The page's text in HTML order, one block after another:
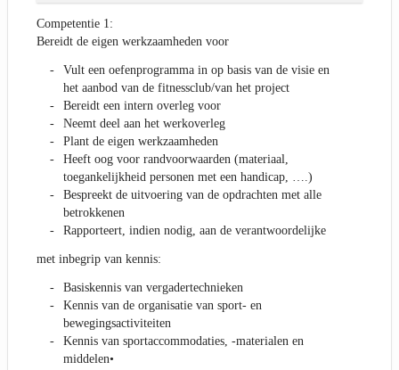
Competentie 1:
Bereidt de eigen werkzaamheden voor
Vult een oefenprogramma in op basis van de visie en
het aanbod van de fitnessclub/van het project
Bereidt een intern overleg voor
Neemt deel aan het werkoverleg
Plant de eigen werkzaamheden
Heeft oog voor randvoorwaarden (materiaal,
toegankelijkheid personen met een handicap, ….)
Bespreekt de uitvoering van de opdrachten met alle
betrokkenen
Rapporteert, indien nodig, aan de verantwoordelijke
met inbegrip van kennis:
Basiskennis van vergadertechnieken
Kennis van de organisatie van sport- en
bewegingsactiviteiten
Kennis van sportaccommodaties, -materialen en
middelen•